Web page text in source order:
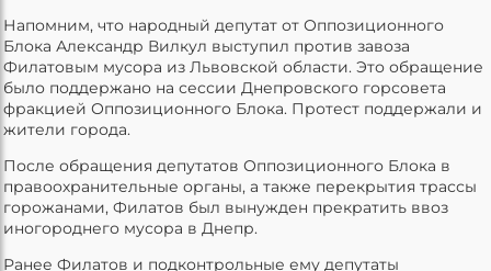
Напомним, что народный депутат от Оппозиционного
Блока Александр Вилкул выступил против завоза
Филатовым мусора из Львовской области. Это обращение
было поддержано на сессии Днепровского горсовета
фракцией Оппозиционного Блока. Протест поддержали и
жители города.
После обращения депутатов Оппозиционного Блока в
правоохранительные органы, а также перекрытия трассы
горожанами, Филатов был вынужден прекратить ввоз
иногороднего мусора в Днепр.
Ранее Филатов и подконтрольные ему депутаты